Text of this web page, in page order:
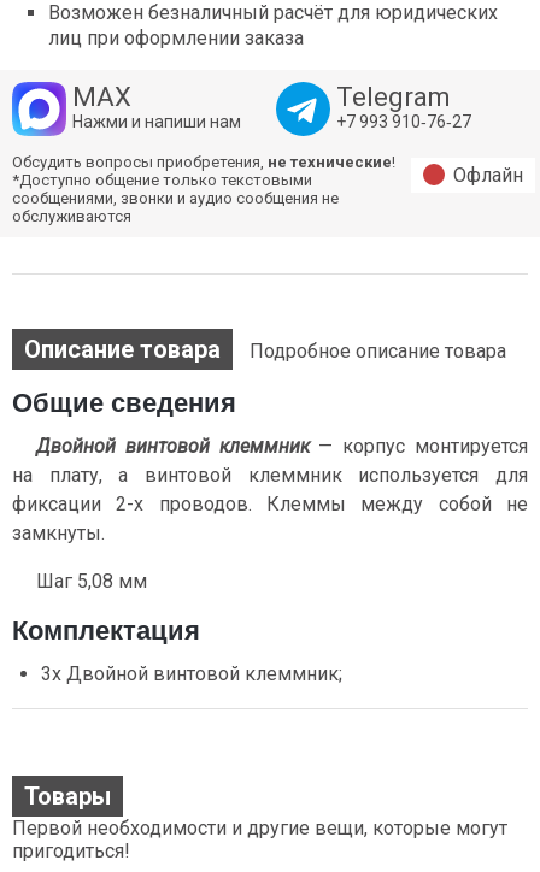
Возможен безналичный расчёт для юридических
лиц при оформлении заказа
MAX
Нажми и напиши нам
Telegram
+7 993 910‑76‑27
Обсудить вопросы приобретения, не технические!
*Доступно общение только текстовыми
сообщениями, звонки и аудио сообщения не
обслуживаются
Офлайн
Описание товара Подробное описание товара
Общие сведения
Двойной винтовой клеммник — корпус монтируется
на плату, а винтовой клеммник используется для
фиксации 2-х проводов. Клеммы между собой не
замкнуты.
Шаг 5,08 мм
Комплектация
3х Двойной винтовой клеммник;
Товары
Первой необходимости и другие вещи, которые могут
пригодиться!